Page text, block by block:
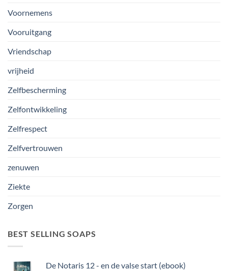
Voornemens
Vooruitgang
Vriendschap
vrijheid
Zelfbescherming
Zelfontwikkeling
Zelfrespect
Zelfvertrouwen
zenuwen
Ziekte
Zorgen
BEST SELLING SOAPS
De Notaris 12 - en de valse start (ebook)